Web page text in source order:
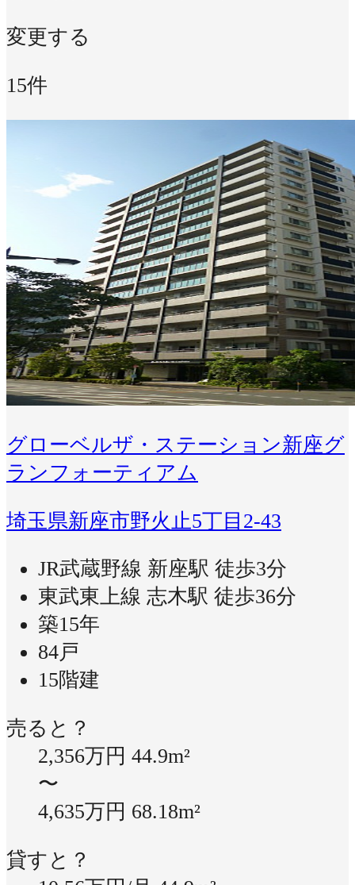
変更する
15件
グローベルザ・ステーション新座グ
ランフォーティアム
埼玉県新座市野火止5丁目2-43
JR武蔵野線 新座駅 徒歩3分
東武東上線 志木駅 徒歩36分
築15年
84戸
15階建
売ると？
2,356万円 44.9m²
〜
4,635万円 68.18m²
貸すと？